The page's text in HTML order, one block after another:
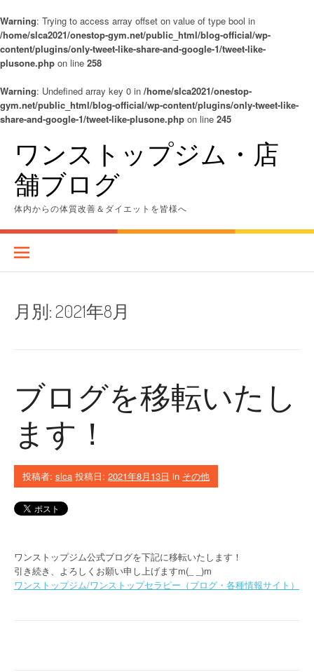
Warning: Trying to access array offset on value of type bool in
/home/slca2021/onestop-gym.net/public_html/blog-official/wp-
content/plugins/only-tweet-like-share-and-google-1/tweet-like-
plusone.php on line 258
Warning: Undefined array key 0 in /home/slca2021/onestop-
gym.net/public_html/blog-official/wp-content/plugins/only-tweet-like-
share-and-google-1/tweet-like-plusone.php on line 245
キ
ワンストップジム・店
舗ブログ
体内からの体質改善＆ダイエットを皆様へ
月別:2021年8月
ブログを移転いたし
ます！
投稿者: slca 投稿日: 2021年8月13日 in その他
ワンストップジム公式ブログを下記に移転いたします！
引き続き、よろしくお願い申し上げますm(_ _)m
ワンストップジム/ワンストップセラピー（ブログ・各種情報サイト）